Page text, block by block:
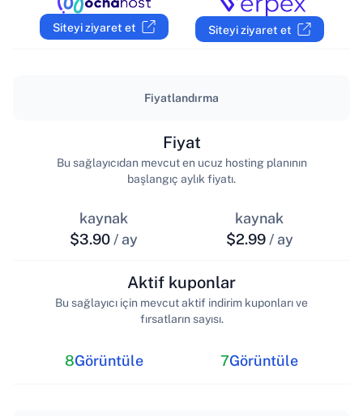
TR
Siteyi ziyaret et Siteyi ziyaret et
Fiyatlandırma
kaynak
$3.90 / ay
Fiyat
Bu sağlayıcıdan mevcut en ucuz hosting planının
başlangıç aylık fiyatı.
kaynak
$2.99 / ay
8Görüntüle
Aktif kuponlar
Bu sağlayıcı için mevcut aktif indirim kuponları ve
fırsatların sayısı.
7Görüntüle